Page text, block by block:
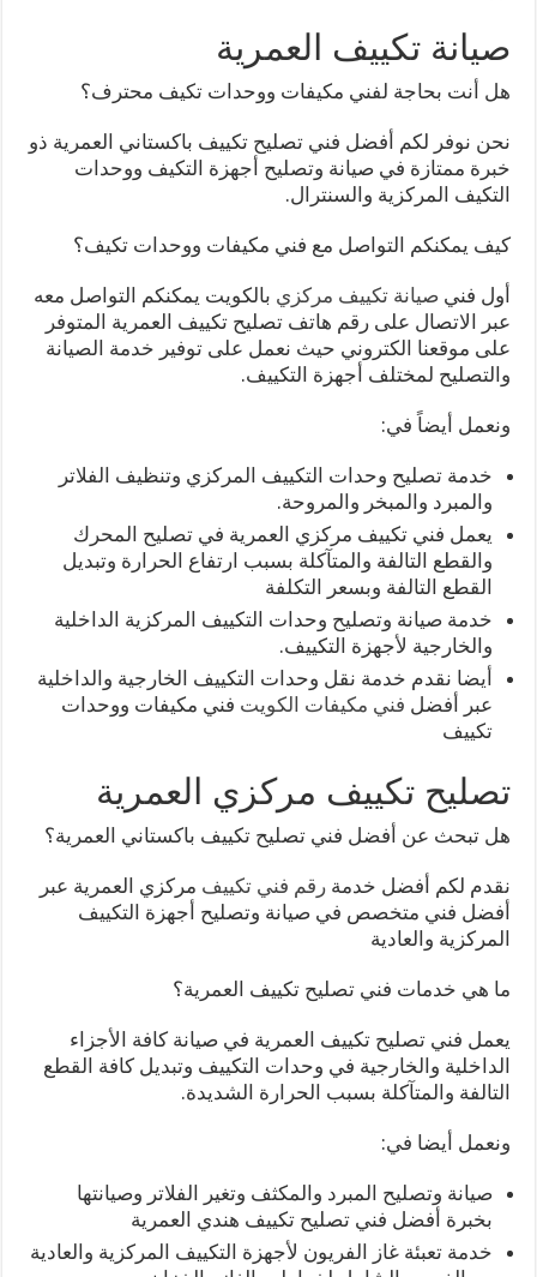
صيانة تكييف العمرية
هل أنت بحاجة لفني مكيفات ووحدات تكيف محترف؟
نحن نوفر لكم أفضل فني تصليح تكييف باكستاني العمرية ذو
خبرة ممتازة في صيانة وتصليح أجهزة التكيف ووحدات
التكيف المركزية والسنترال.
كيف يمكنكم التواصل مع فني مكيفات ووحدات تكيف؟
أول فنيصيانة تكييف مركزي بالكويت يمكنكم التواصل معه
عبر الاتصال على رقم هاتف تصليح تكييف العمرية المتوفر
على موقعنا الكتروني حيث نعمل على توفير خدمة الصيانة
والتصليح لمختلف أجهزة التكييف.
ونعمل أيضاً في:
خدمة تصليح وحدات التكييف المركزي وتنظيف الفلاتر
والمبرد والمبخر والمروحة.
يعمل فني تكييف مركزي العمرية في تصليح المحرك
والقطع التالفة والمتآكلة بسبب ارتفاع الحرارة وتبديل
القطع التالفة وبسعر التكلفة
خدمة صيانة وتصليح وحدات التكييف المركزية الداخلية
والخارجية لأجهزة التكييف.
أيضا نقدم خدمة نقل وحدات التكييف الخارجية والداخلية
عبر أفضل فني مكيفات الكويت فني مكيفات ووحدات
تكييف
تصليح تكييف مركزي العمرية
هل تبحث عن أفضل فني تصليح تكييف باكستاني العمرية؟
نقدم لكم أفضل خدمةرقم فني تكييف مركزي العمرية عبر
أفضل فني متخصص في صيانة وتصليح أجهزة التكييف
المركزية والعادية
ما هي خدمات فني تصليح تكييف العمرية؟
يعمل فني تصليح تكييف العمرية في صيانة كافة الأجزاء
الداخلية والخارجية في وحدات التكييف وتبديل كافة القطع
التالفة والمتآكلة بسبب الحرارة الشديدة.
ونعمل أيضا في:
صيانة وتصليح المبرد والمكثف وتغير الفلاتر وصيانتها
بخبرة أفضل فني تصليح تكييف هندي العمرية
خدمة تعبئة غاز الفريون لأجهزة التكييف المركزية والعادية